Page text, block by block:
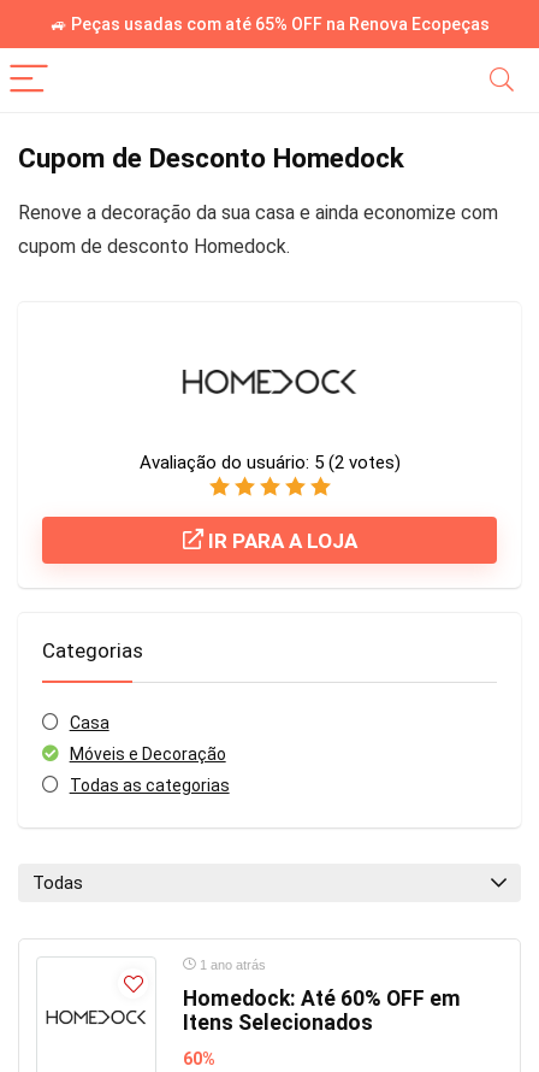
🚙 Peças usadas com até 65% OFF na Renova Ecopeças
Cupom de Desconto Homedock
Renove a decoração da sua casa e ainda economize com
cupom de desconto Homedock.
Avaliação do usuário: 5 (2votes)
IR PARA A LOJA
Categorias
Casa
Móveis e Decoração
Todas as categorias
Todas
1 ano atrás
Homedock: Até 60% OFF em
Itens Selecionados
60%